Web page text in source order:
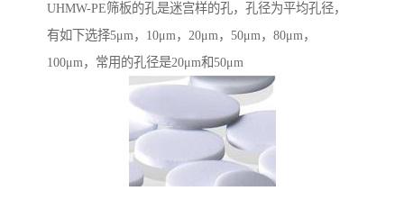
UHMW-PE筛板的孔是迷宫样的孔，孔径为平均孔径，
有如下选择5μm，10μm，20μm，50μm，80μm，
100μm，常用的孔径是20μm和50μm